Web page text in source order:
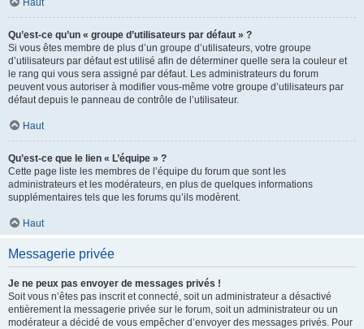
Haut
Qu’est-ce qu’un « groupe d’utilisateurs par défaut » ?
Si vous êtes membre de plus d’un groupe d’utilisateurs, votre groupe
d’utilisateurs par défaut est utilisé afin de déterminer quelle sera la couleur et
le rang qui vous sera assigné par défaut. Les administrateurs du forum
peuvent vous autoriser à modifier vous-même votre groupe d’utilisateurs par
défaut depuis le panneau de contrôle de l’utilisateur.
Haut
Qu’est-ce que le lien « L’équipe » ?
Cette page liste les membres de l’équipe du forum que sont les
administrateurs et les modérateurs, en plus de quelques informations
supplémentaires tels que les forums qu’ils modèrent.
Haut
Messagerie privée
Je ne peux pas envoyer de messages privés !
Soit vous n’êtes pas inscrit et connecté, soit un administrateur a désactivé
entièrement la messagerie privée sur le forum, soit un administrateur ou un
modérateur a décidé de vous empêcher d’envoyer des messages privés. Pour